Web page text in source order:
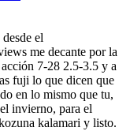
el
me decante por la
7-28 2.5-3.5 y a
fuji lo que dicen que
en lo mismo que tu,
invierno, para el
kalamari y listo.